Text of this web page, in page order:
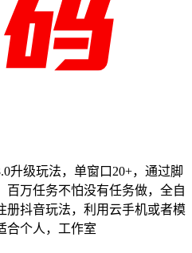
升级玩法，单窗口20+，通过脚
百万任务不怕没有任务做，全自
册抖音玩法，利用云手机或者模
合个人，工作室